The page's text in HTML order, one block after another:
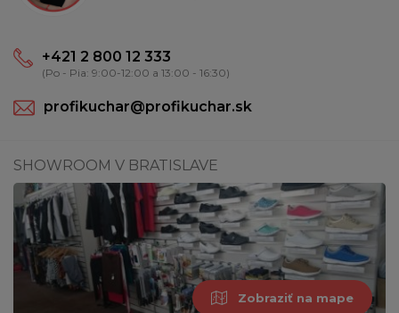
+421 2 800 12 333
(Po - Pia: 9:00-12:00 a 13:00 - 16:30)
profikuchar@profikuchar.sk
SHOWROOM V BRATISLAVE
Zobraziť na mape